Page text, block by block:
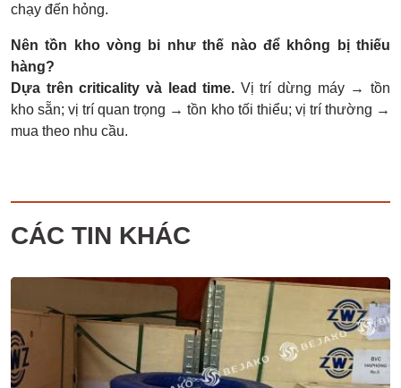
chạy đến hỏng.
Nên tồn kho vòng bi như thế nào để không bị thiếu
hàng?
Dựa trên criticality và lead time. Vị trí dừng máy → tồn
kho sẵn; vị trí quan trọng → tồn kho tối thiểu; vị trí thường →
mua theo nhu cầu.
CÁC TIN KHÁC